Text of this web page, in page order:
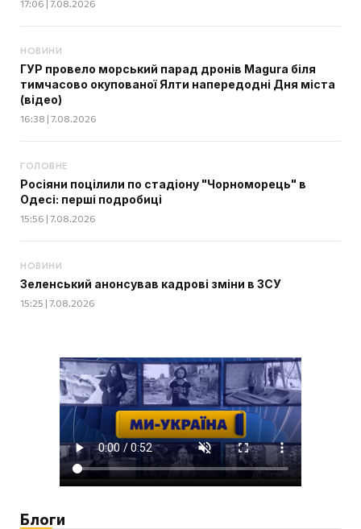
17:06 | 7.08.2026
НОВИНИ
ГУР провело морський парад дронів Magura біля
тимчасово окупованої Ялти напередодні Дня міста
(відео)
16:38 | 7.08.2026
ГОЛОВНЕ
Росіяни поцілили по стадіону "Чорноморець" в
Одесі: перші подробиці
15:56 | 7.08.2026
НОВИНИ
Зеленський анонсував кадрові зміни в ЗСУ
15:25 | 7.08.2026
Блоги